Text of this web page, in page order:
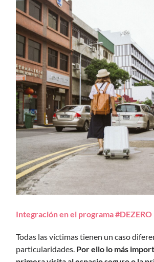
Integración en el programa #DEZERO
Todas las víctimas tienen un caso
particularidades. Por ello lo más